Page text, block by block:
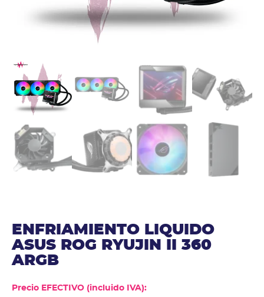
ENFRIAMIENTO LIQUIDO
ASUS ROG RYUJIN II 360
ARGB
Precio EFECTIVO (incluido IVA):